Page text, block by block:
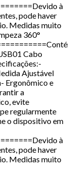
à
pode haver
Medidas muito
360°
Cabo
Ajustável
Ergonômico e
a
evite
regularmente
o dispositivo em
à
pode haver
Medidas muito